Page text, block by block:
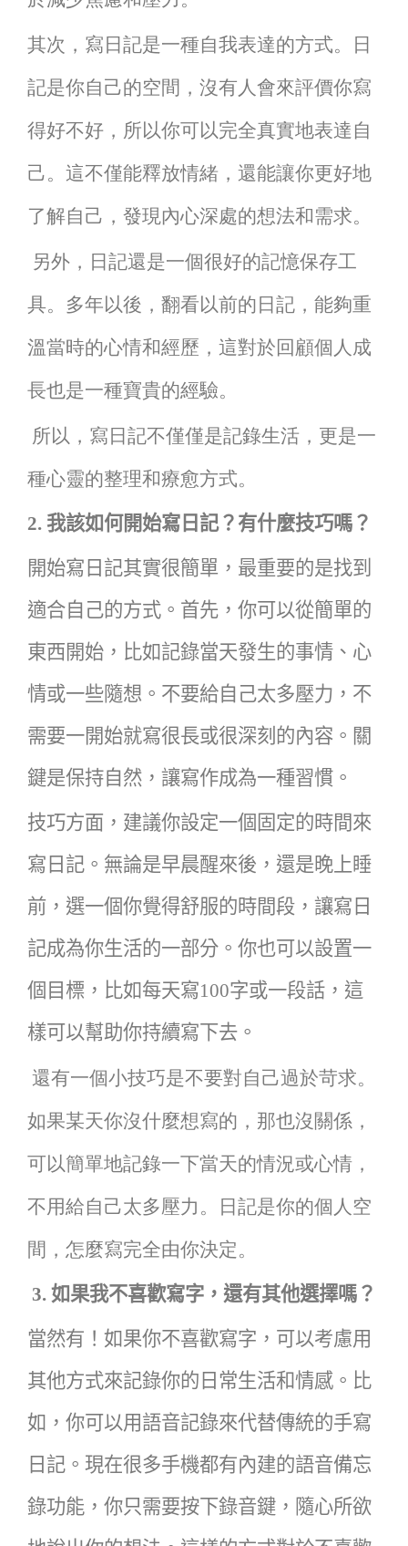
其次，寫日記是一種自我表達的方式。日
記是你自己的空間，沒有人會來評價你寫
得好不好，所以你可以完全真實地表達自
己。這不僅能釋放情緒，還能讓你更好地
了解自己，發現內心深處的想法和需求。
另外，日記還是一個很好的記憶保存工
具。多年以後，翻看以前的日記，能夠重
溫當時的心情和經歷，這對於回顧個人成
長也是一種寶貴的經驗。
所以，寫日記不僅僅是記錄生活，更是一
種心靈的整理和療愈方式。
2. 我該如何開始寫日記？有什麼技巧嗎？
開始寫日記其實很簡單，最重要的是找到
適合自己的方式。首先，你可以從簡單的
東西開始，比如記錄當天發生的事情、心
情或一些隨想。不要給自己太多壓力，不
需要一開始就寫很長或很深刻的內容。關
鍵是保持自然，讓寫作成為一種習慣。
技巧方面，建議你設定一個固定的時間來
寫日記。無論是早晨醒來後，還是晚上睡
前，選一個你覺得舒服的時間段，讓寫日
記成為你生活的一部分。你也可以設置一
個目標，比如每天寫100字或一段話，這
樣可以幫助你持續寫下去。
還有一個小技巧是不要對自己過於苛求。
如果某天你沒什麼想寫的，那也沒關係，
可以簡單地記錄一下當天的情況或心情，
不用給自己太多壓力。日記是你的個人空
間，怎麼寫完全由你決定。
3. 如果我不喜歡寫字，還有其他選擇嗎？
當然有！如果你不喜歡寫字，可以考慮用
其他方式來記錄你的日常生活和情感。比
如，你可以用語音記錄來代替傳統的手寫
日記。現在很多手機都有內建的語音備忘
錄功能，你只需要按下錄音鍵，隨心所欲